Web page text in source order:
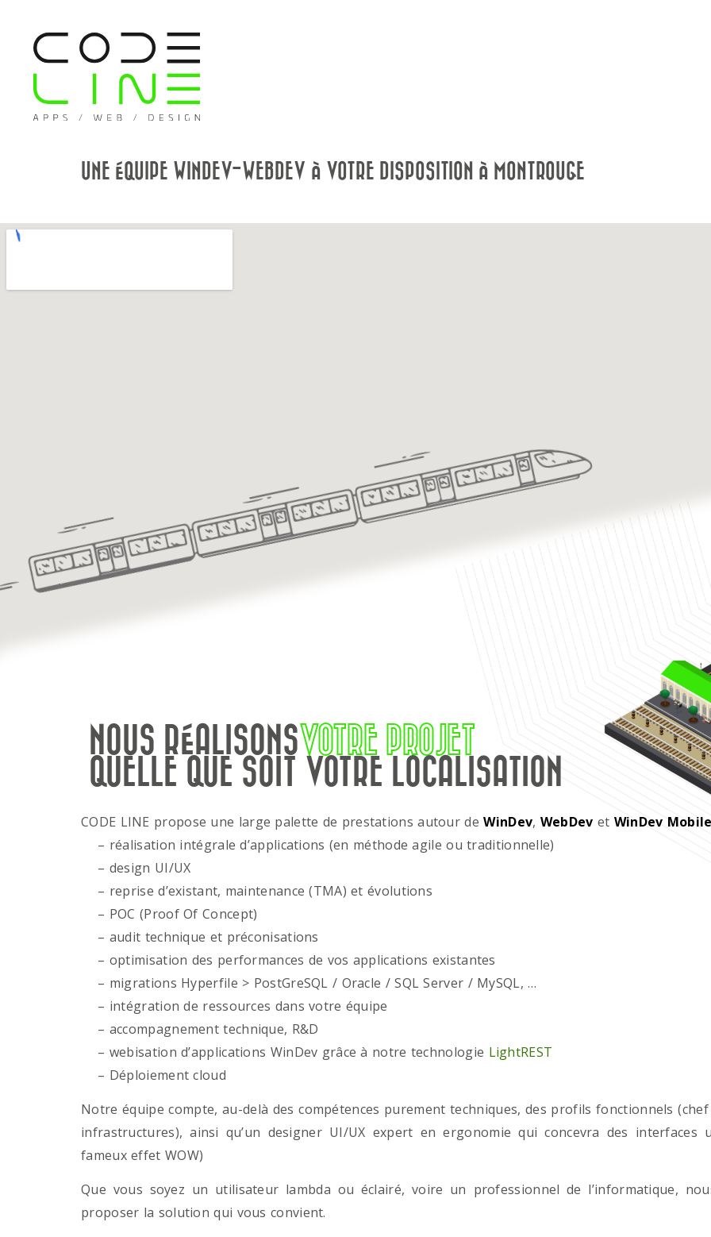
UNE ÉQUIPE WINDEV-WEBDEV À VOTRE DISPOSITION À MONTROUGE
NOUS RÉALISONSVOTRE PROJET
QUELLE QUE SOIT VOTRE LOCALISATION
CODE LINE propose une large palette de prestations autour deWinDev, WebDev et WinDev
– réalisation intégrale d’applications (en méthode agile ou traditionnelle)
– design UI/UX
– reprise d’existant, maintenance (TMA) et évolutions
– POC (Proof Of Concept)
– audit technique et préconisations
– optimisation des performances de vos applications existantes
– migrations Hyperfile > PostGreSQL / Oracle / SQL Server / MySQL, …
– intégration de ressources dans votre équipe
– accompagnement technique, R&D
– webisation d’applications WinDev grâce à notre technologie LightREST
– Déploiement cloud
Notre équipe compte, au-delà des compétences purement techniques, des profils fonctionnels
infrastructures), ainsi qu’un designer UI/UX expert en ergonomie qui concevra des
fameux effet WOW)
Que vous soyez un utilisateur lambda ou éclairé, voire un professionnel de l’informatique,
proposer la solution qui vous convient.